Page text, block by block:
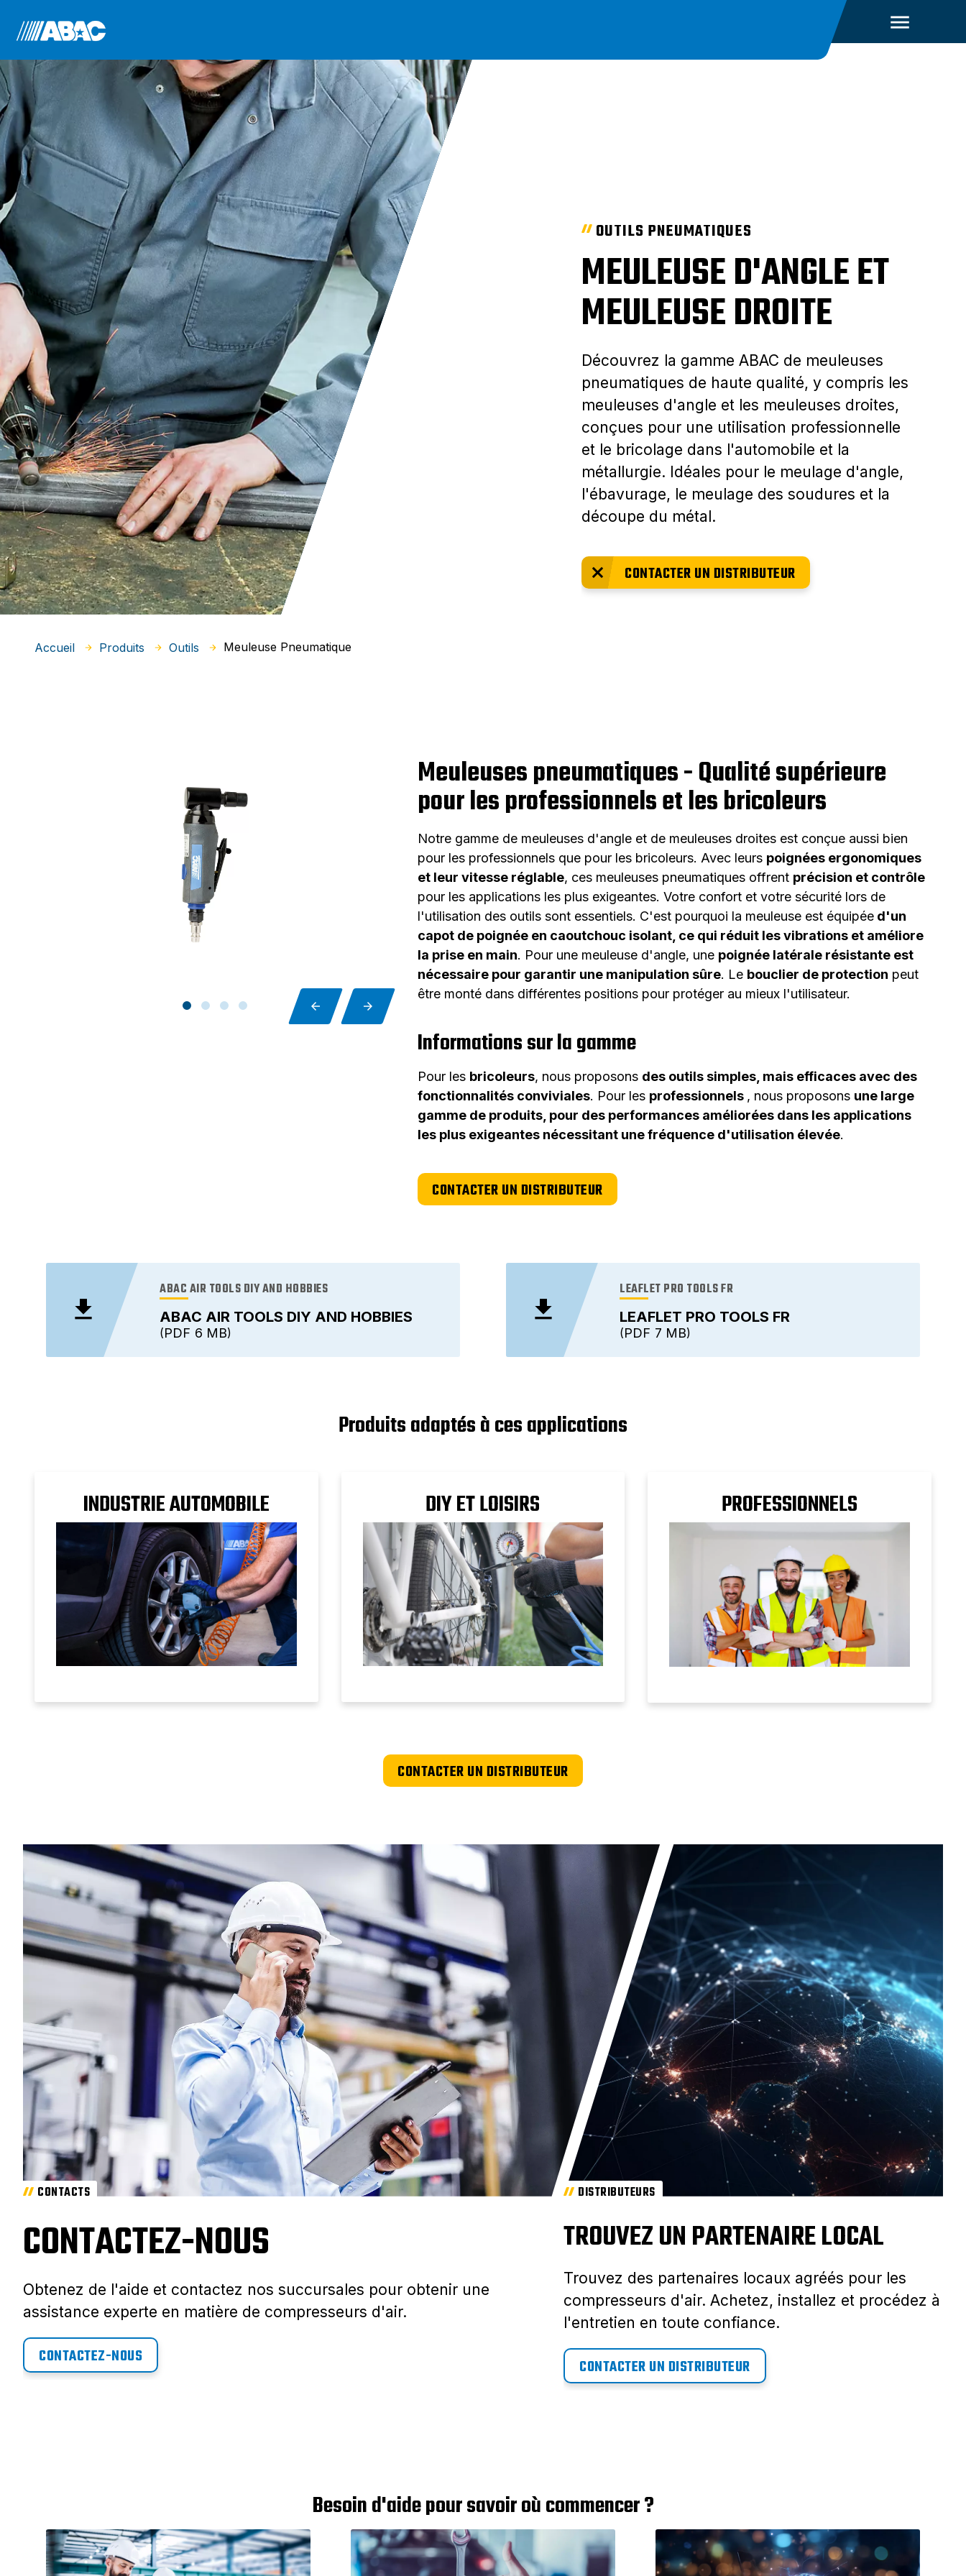
OUTILS PNEUMATIQUES
MEULEUSE D'ANGLE ET
MEULEUSE DROITE
Découvrez la gamme ABAC de meuleuses
pneumatiques de haute qualité, y compris les
meuleuses d'angle et les meuleuses droites,
conçues pour une utilisation professionnelle
et le bricolage dans l'automobile et la
métallurgie. Idéales pour le meulage d'angle,
l'ébavurage, le meulage des soudures et la
découpe du métal.
CONTACTER UN DISTRIBUTEUR
Accueil Produits Outils Meuleuse Pneumatique
Meuleuses pneumatiques - Qualité supérieure
pour les professionnels et les bricoleurs
Notre gamme de meuleuses d'angle et de meuleuses droites est conçue aussi bien
pour les professionnels que pour les bricoleurs. Avec leurs poignées ergonomiques
et leur vitesse réglable, ces meuleuses pneumatiques offrent précision et contrôle
pour les applications les plus exigeantes. Votre confort et votre sécurité lors de
l'utilisation des outils sont essentiels. C'est pourquoi la meuleuse est équipée d'un
capot de poignée en caoutchouc isolant, ce qui réduit les vibrations et améliore
la prise en main. Pour une meuleuse d'angle, une poignée latérale résistante est
nécessaire pour garantir une manipulation sûre. Le bouclier de protection peut
être monté dans différentes positions pour protéger au mieux l'utilisateur.
Informations sur la gamme
Pour les bricoleurs, nous proposons des outils simples, mais efficaces avec des
fonctionnalités conviviales. Pour les professionnels , nous proposons une large
gamme de produits, pour des performances améliorées dans les applications
les plus exigeantes nécessitant une fréquence d'utilisation élevée.
CONTACTER UN DISTRIBUTEUR
ABAC AIR TOOLS DIY AND HOBBIES
ABAC AIR TOOLS DIY AND HOBBIES
6 MB
PDF
LEAFLET PRO TOOLS FR
LEAFLET PRO TOOLS FR
7 MB
PDF
Produits adaptés à ces applications
INDUSTRIE AUTOMOBILE DIY ET LOISIRS PROFESSIONNELS
CONTACTER UN DISTRIBUTEUR
CONTACTS
CONTACTEZ-NOUS
Obtenez de l'aide et contactez nos succursales pour obtenir une
assistance experte en matière de compresseurs d'air.
CONTACTEZ-NOUS
DISTRIBUTEURS
TROUVEZ UN PARTENAIRE LOCAL
Trouvez des partenaires locaux agréés pour les
compresseurs d'air. Achetez, installez et procédez à
l'entretien en toute confiance.
CONTACTER UN DISTRIBUTEUR
Besoin d'aide pour savoir où commencer ?